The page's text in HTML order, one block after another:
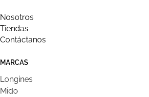
Nosotros
Tiendas
Contáctanos
MARCAS
Longines
Mido